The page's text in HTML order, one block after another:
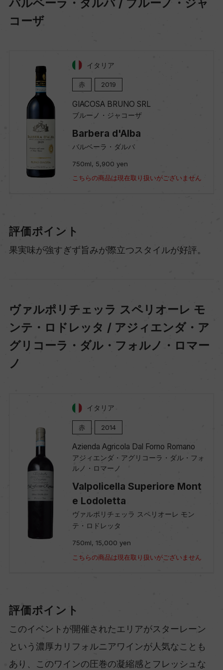
コーザ
イタリア
赤 2019
GIACOSA BRUNO SRL
ブルーノ・ジャコーザ
Barbera d'Alba
バルベーラ・ダルバ
750ml, 5,900 yen
こちらの商品は現在取り扱いがございません
評価ポイント
果実味が強すぎず旨みが際立つスタイルが好評。
ヴァルポリチェッラ スペリオーレ モ
ンテ・ロドレッタ / アジィエンダ・ア
グリコーラ・ダル・フォルノ・ロマー
ノ
イタリア
赤 2014
Azienda Agricola Dal Forno Romano
アジィエンダ・アグリコーラ・ダル・フォ
ルノ・ロマーノ
Valpolicella Superiore Mont
e Lodoletta
ヴァルポリチェッラ スペリオーレ モン
テ・ロドレッタ
750ml, 15,000 yen
こちらの商品は現在取り扱いがございません
評価ポイント
このイベントが開催されたエリアがスターレーン
という濃厚カリフォルニアワインが人気なことも
あり、このワインの圧巻の凝縮感とフレッシュな